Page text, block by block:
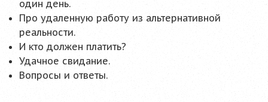
один день.
Про удаленную работу из альтернативной
реальности.
И кто должен платить?
Удачное свидание.
Вопросы и ответы.